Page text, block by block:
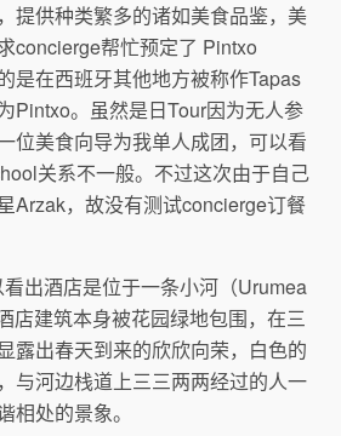
提供种类繁多的诸如美食品鉴，美
concierge帮忙预定了 Pintxo
是在西班牙其他地方被称作Tapas
Pintxo。虽然是日Tour因为无人参
位美食向导为我单人成团，可以看
关系不一般。不过这次由于自己
Arzak，故没有测试concierge订餐
出酒店是位于一条小河（Urumea
店建筑本身被花园绿地包围，在三
露出春天到来的欣欣向荣，白色的
与河边栈道上三三两两经过的人一
相处的景象。